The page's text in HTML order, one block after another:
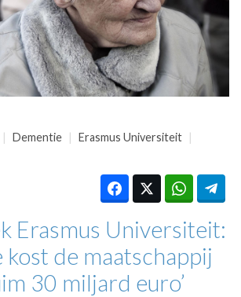
VAKHANDEL
Dementie
Erasmus Universiteit
Erasmus Universiteit:
kost de maatschappij
30 miljard euro’